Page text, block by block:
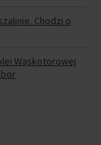
Chodzi o
Wąskotorowej